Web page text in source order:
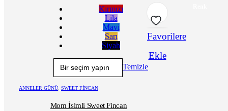
Favorilere
Ekle
Kırmızı
Lila
Mavi
Sarı
Siyah
Temizle
ANNELER GÜNÜ SWEET FINCAN
Mom İsimli Sweet Fincan
varyasyonu
var.